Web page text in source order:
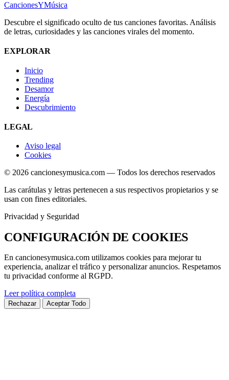
CancionesYMúsica
Descubre el significado oculto de tus canciones favoritas. Análisis
de letras, curiosidades y las canciones virales del momento.
EXPLORAR
Inicio
Trending
Desamor
Energía
Descubrimiento
LEGAL
Aviso legal
Cookies
© 2026 cancionesymusica.com — Todos los derechos reservados
Las carátulas y letras pertenecen a sus respectivos propietarios y se
usan con fines editoriales.
Privacidad y Seguridad
CONFIGURACIÓN DE COOKIES
En cancionesymusica.com utilizamos cookies para mejorar tu
experiencia, analizar el tráfico y personalizar anuncios. Respetamos
tu privacidad conforme al RGPD.
Leer política completa
Rechazar Aceptar Todo